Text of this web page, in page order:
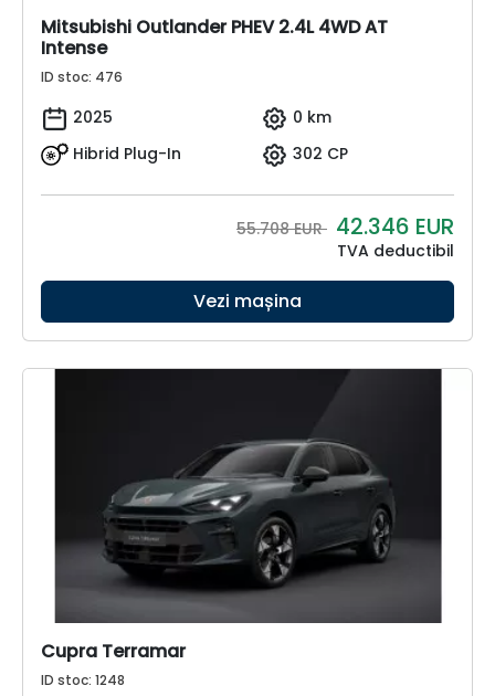
Mitsubishi Outlander PHEV 2.4L 4WD AT
Intense
ID stoc: 476
2025
0 km
Hibrid Plug-In
302 CP
55.708 EUR 42.346 EUR
TVA deductibil
Vezi mașina
Cupra Terramar
ID stoc: 1248